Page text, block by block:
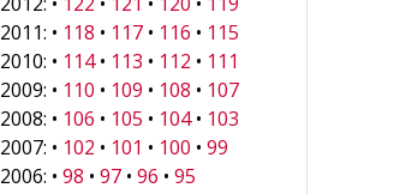
2011: • 118 • 117 • 116 • 115
2010: • 114• 113 • 112 • 111
2009: • 110 • 109 • 108 • 107
2008: • 106 • 105 • 104• 103
2007: • 102 • 101 • 100 •99
2006: •98 •97 •96 •95